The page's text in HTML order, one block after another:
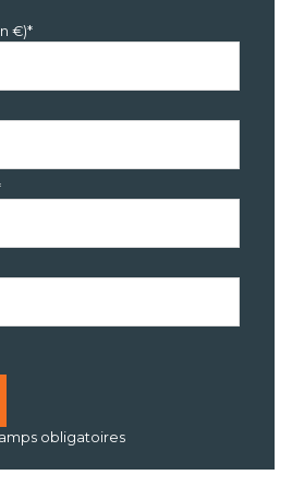
€)*
obligatoires